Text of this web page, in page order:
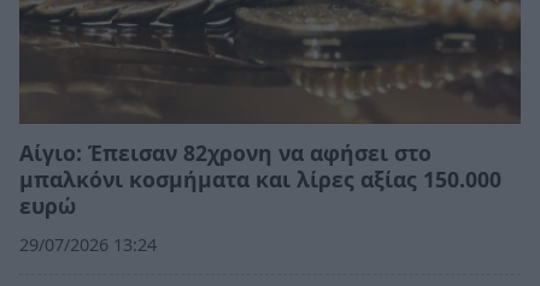
Αίγιο: Έπεισαν 82χρονη να αφήσει στο
μπαλκόνι κοσμήματα και λίρες αξίας 150.000
ευρώ
29/07/2026 13:24